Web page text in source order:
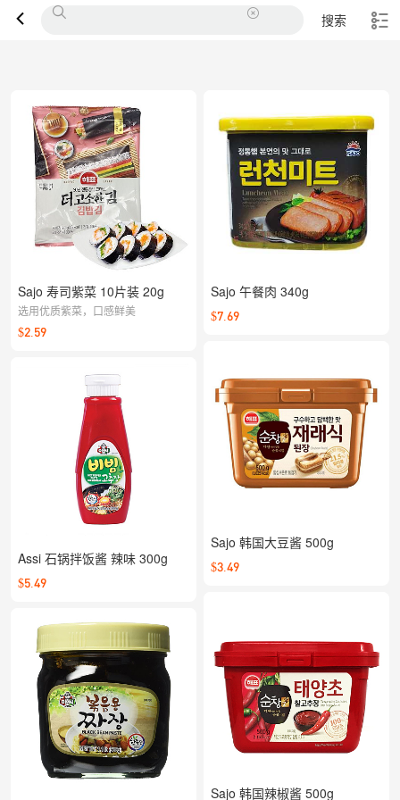
搜索
Sajo 寿司紫菜 10片装 20g
选用优质紫菜，口感鲜美
$2.59
Assi 石锅拌饭酱 辣味 300g
$5.49
Sajo 午餐肉 340g
$7.69
Sajo 韩国大豆酱 500g
$3.49
Sajo 韩国辣椒酱 500g